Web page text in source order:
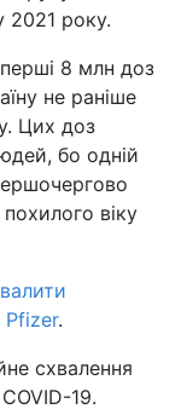
2021 року.
8 млн доз
не раніше
Цих доз
бо одній
віку
Pfizer.
схвалення
19.